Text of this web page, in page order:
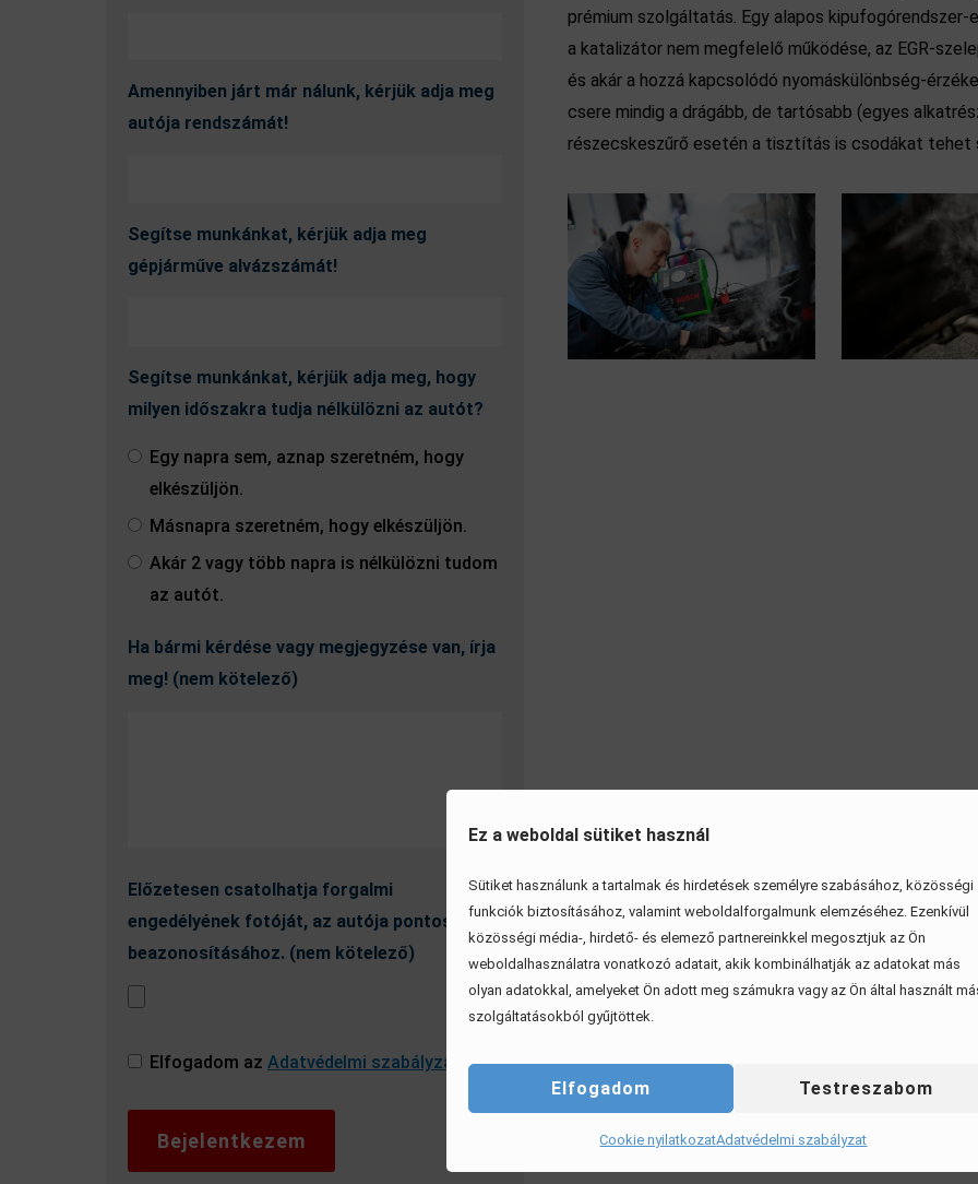
Ez a weboldal sütiket használ
Sütiket használunk a tartalmak és hirdetések személyre szabásához, közösségi
funkciók biztosításához, valamint weboldalforgalmunk elemzéséhez. Ezenkívül
közösségi média-, hirdető- és elemező partnereinkkel megosztjuk az Ön
weboldalhasználatra vonatkozó adatait, akik kombinálhatják az adatokat más
olyan adatokkal, amelyeket Ön adott meg számukra vagy az Ön által használt
szolgáltatásokból gyűjtöttek.
Elfogadom Testreszabom
Cookie nyilatkozatAdatvédelmi szabályzat
Amennyiben járt már nálunk, kérjük adja meg
autója rendszámát!
Segítse munkánkat, kérjük adja meg
gépjárműve alvázszámát!
Segítse munkánkat, kérjük adja meg, hogy
milyen időszakra tudja nélkülözni az autót?
Egy napra sem, aznap szeretném, hogy
elkészüljön.
Másnapra szeretném, hogy elkészüljön.
Akár 2 vagy több napra is nélkülözni tudom
az autót.
Ha bármi kérdése vagy megjegyzése van, írja
meg! (nem kötelező)
Előzetesen csatolhatja forgalmi
engedélyének fotóját, az autója pontos
beazonosításához. (nem kötelező)
Elfogadom az Adatvédelmi szabályzatot.
prémium szolgáltatás. Egy alapos kipufogórendszer-
a katalizátor nem megfelelő működése, az EGR-
és akár a hozzá kapcsolódó nyomáskülönbség-
csere mindig a drágább, de tartósabb (egyes
részecskeszűrő esetén a tisztítás is csodákat tehet